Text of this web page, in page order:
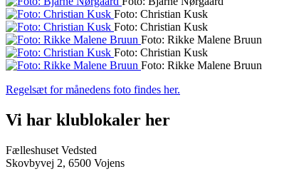
Foto: Christian Kusk
Foto: Christian Kusk
Foto: Rikke Malene Bruun
Foto: Christian Kusk
Foto: Rikke Malene Bruun
Regelsæt for månedens foto findes her.
Vi har klublokaler her
Fælleshuset Vedsted
Skovbyvej 2, 6500 Vojens